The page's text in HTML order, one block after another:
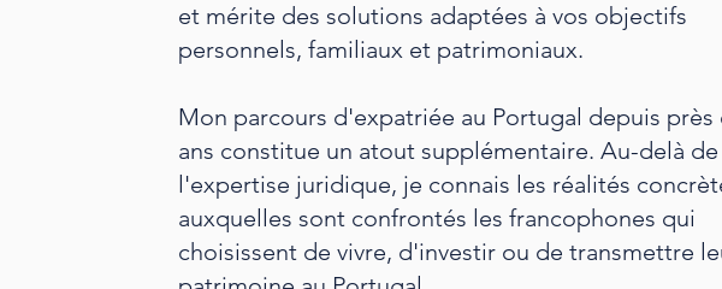
et mérite des solutions adaptées à vos objectifs
personnels, familiaux et patrimoniaux.
Mon parcours d'expatriée au Portugal depuis près
ans constitue un atout supplémentaire. Au-delà de
l'expertise juridique, je connais les réalités
auxquelles sont confrontés les francophones qui
choisissent de vivre, d'investir ou de transmettre